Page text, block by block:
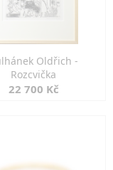
Oldřich -
Rozcvička
22 700 Kč